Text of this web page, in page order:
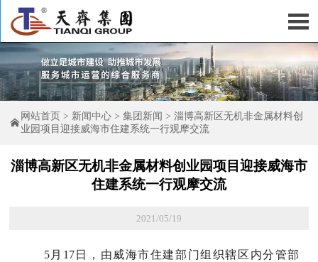


网站首页 > 新闻中心 > 集团新闻 > 淄博高新区无机非金属材料创
业园项目迎接威海市住建系统一行观摩交流
淄博高新区无机非金属材料创业园项目迎接威海市
住建系统一行观摩交流
2021/05/19
5月17日，由威海市住建部门组织辖区内分管部